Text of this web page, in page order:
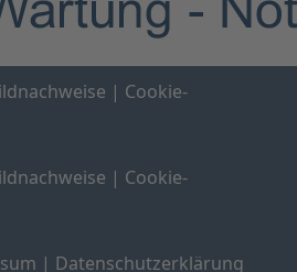
| Cookie-
| Cookie-
| Datenschutzerklärung